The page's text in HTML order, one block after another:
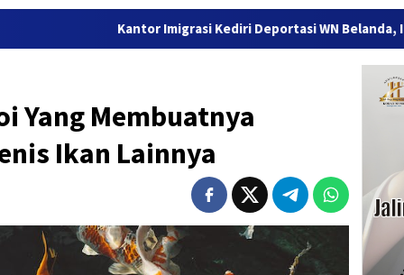
Kantor Imigrasi Kediri Deportasi WN Belanda, Ini Alasannya
Yang Membuatnya
Ikan Lainnya